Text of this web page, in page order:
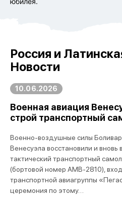
Россия и
Новости
10.06.2026
Военная авиация
строй транспортный
Военно-воздушные силы
Венесуэла восстановили и вновь
тактический транспортный
(бортовой номер AMB-2810),
транспортной авиагруппы
церемония по этому…